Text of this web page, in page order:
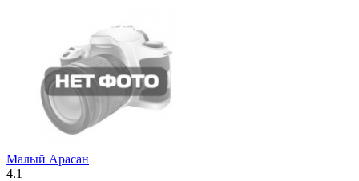
Малый Арасан
4.1